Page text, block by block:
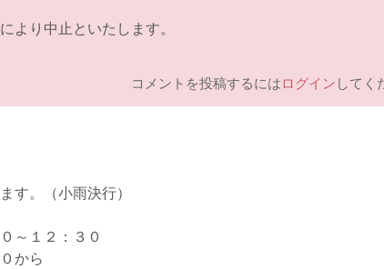
より中止といたします。
コメントを投稿するにはログインしてく
す。（小雨決行）
２：３０
ら